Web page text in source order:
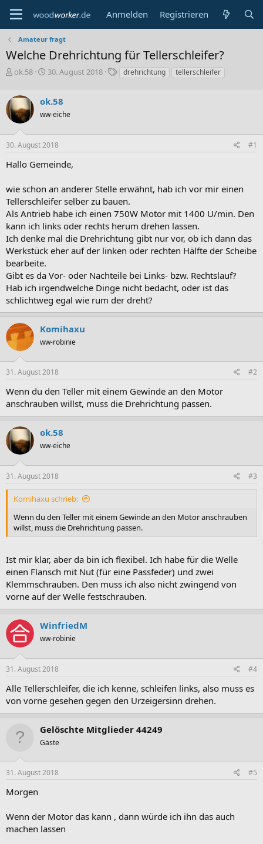
Anmelden Registrieren
Amateur fragt
Welche Drehrichtung für Tellerschleifer?
E
t
e
l
l
e
ok.58
E
t
e
l
t
m
30. August 2018
S
w
drehrichtung tellerschleifer
ok.58
ww-eiche
30. August 2018 #1
Hallo Gemeinde,
wie schon an anderer Stelle erwähnt, hab ich vor mir einen
Tellerschleifer selber zu bauen.
Als Antrieb habe ich einen 750W Motor mit 1400 U/min. Den
kann ich links oder rechts herum drehen lassen.
Ich denke mal die Drehrichtung gibt nur vor, ob ich dann das
Werkstück eher auf der linken oder rechten Hälfte der Scheibe
bearbeite.
Gibt es da Vor- oder Nachteile bei Links- bzw. Rechtslauf?
Hab ich irgendwelche Dinge nicht bedacht, oder ist das
schlichtweg egal wie rum der dreht?
Komihaxu
ww-robinie
31. August 2018 #2
Wenn du den Teller mit einem Gewinde an den Motor
anschrauben willst, muss die Drehrichtung passen.
ok.58
ww-eiche
31. August 2018 #3
Komihaxu schrieb:
Wenn du den Teller mit einem Gewinde an den Motor anschrauben
willst, muss die Drehrichtung passen.
Ist mir klar, aber da bin ich flexibel. Ich habe für die Welle
einen Flansch mit Nut (für eine Passfeder) und zwei
Klemmschrauben. Den muss ich also nicht zwingend von
vorne auf der Welle festschrauben.
WinfriedM
ww-robinie
31. August 2018 #4
Alle Tellerschleifer, die ich kenne, schleifen links, also muss es
von vorne gesehen gegen den Urzeigersinn drehen.
Gelöschte Mitglieder 44249
Gäste
31. August 2018 #5
Morgen
Wenn der Motor das kann , dann würde ich ihn das auch
machen lassen